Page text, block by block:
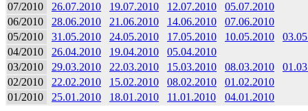
07/2010
26.07.2010 19.07.2010 12.07.2010
05.07.2010
06/2010
28.06.2010 21.06.2010 14.06.2010
07.06.2010
05/2010
31.05.2010 24.05.2010 17.05.2010 10.05.2010
04/2010
26.04.2010 19.04.2010
05.04.2010
03/2010
29.03.2010 22.03.2010 15.03.2010 08.03.2010
02/2010
22.02.2010 15.02.2010 08.02.2010
01.02.2010
01/2010
25.01.2010 18.01.2010 11.01.2010 04.01.2010